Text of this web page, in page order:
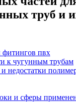
труб и
фитингов пвх
к чугунным трубам
недостатки
и сферы